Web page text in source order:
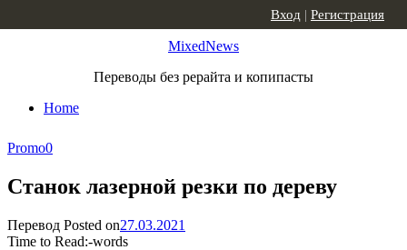
MixedNews
Переводы без рерайта и копипасты
Home
Вход | Регистрация
Promo0
Станок лазерной резки по дереву
Перевод Posted on27.03.2021
Time to Read:-words